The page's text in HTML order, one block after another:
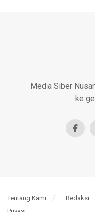
Media Siber
ke
Tentang Kami Redaksi